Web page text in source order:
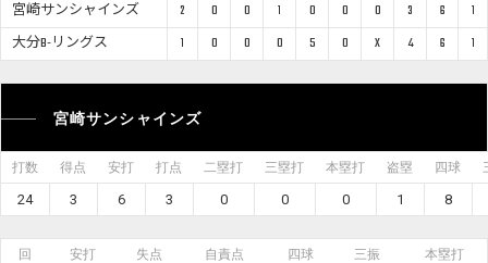
宮崎サンシャインズ 2 0 0 1 0 0 0 3 6
1
大分B-リングス
1 0 0 0 5 0 X 4 6 1
宮崎サンシャインズ
打数 得点 安打 打点 二塁打 三塁打 本塁打 盗塁 四球
24 3 6 3 0 0 0 1 8
回 安打 失点 自責点 四球 三振 本塁打